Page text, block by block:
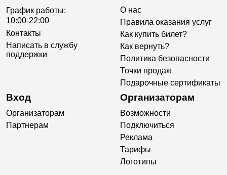
График работы:
10:00-22:00
Контакты
Написать в службу
поддержки
О нас
Правила оказания услуг
Как купить билет?
Как вернуть?
Политика безопасности
Точки продаж
Подарочные сертификаты
Вход
Организаторам
Партнерам
Организаторам
Возможности
Подключиться
Реклама
Тарифы
Логотипы